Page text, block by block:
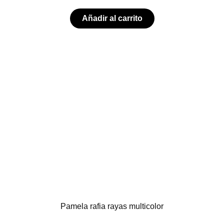
Añadir al carrito
Pamela rafia rayas multicolor